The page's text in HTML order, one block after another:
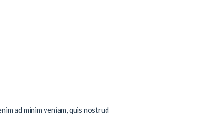
ad minim veniam, quis nostrud